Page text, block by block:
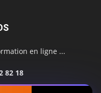
en ligne ...
82 18